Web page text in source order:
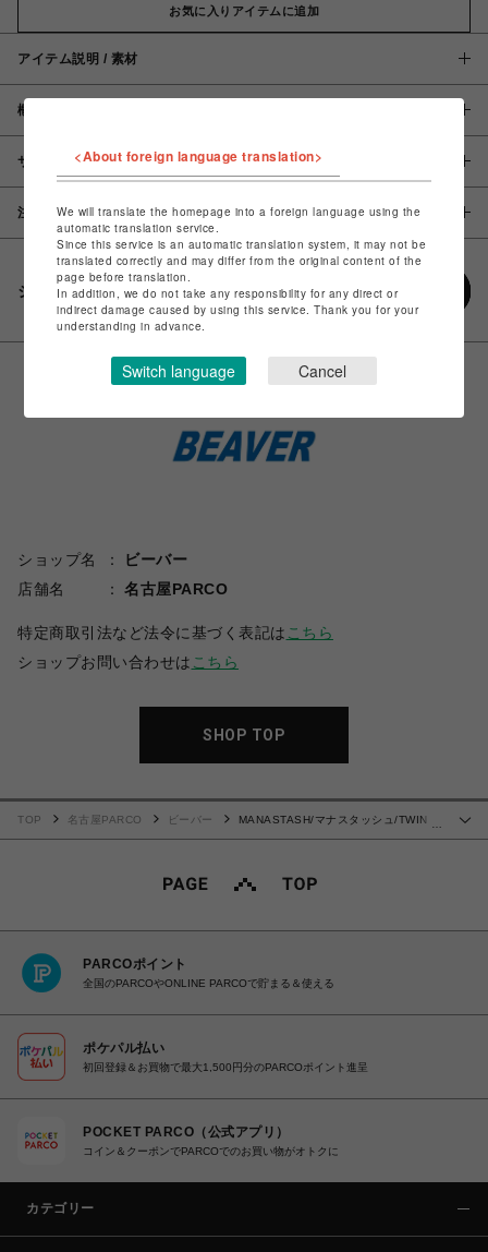
お気に入りアイテムに追加
アイテム説明 / 素材
概要
サイズ
注意事項
シェアする
ショップ名
ビーバー
店舗名
名古屋PARCO
特定商取引法など法令に基づく表記は こちら
ショップお問い合わせは こちら
SHOP TOP
…
TOP 名古屋PARCO ビーバー
MANASTASH/マナスタッシュ/TWIN
PARCOポイント
全国のPARCOやONLINE PARCOで貯まる＆使える
ポケパル払い
初回登録＆お買物で最大1,500円分のPARCOポイント進呈
POCKET PARCO（公式アプリ）
コイン＆クーポンでPARCOでのお買い物がオトクに
カテゴリー
<About foreign language translation>
We will translate the homepage into a foreign language using the
automatic translation service.
Since this service is an automatic translation system, it may not be
translated correctly and may differ from the original content of the
page before translation.
In addition, we do not take any responsibility for any direct or
indirect damage caused by using this service. Thank you for your
understanding in advance.
Switch language Cancel